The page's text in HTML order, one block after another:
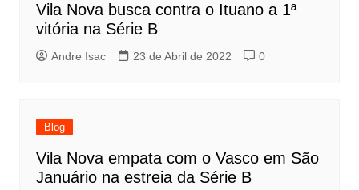
Vila Nova busca contra o Ituano a 1ª
vitória na Série B
Andre Isac 23 de Abril de 2022 0
Blog
Vila Nova empata com o Vasco em São
Januário na estreia da Série B